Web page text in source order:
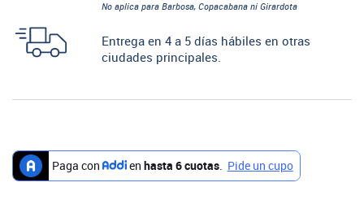
No aplica para Barbosa, Copacabana ni Girardota
Entrega en 4 a 5 días hábiles en otras
ciudades principales.